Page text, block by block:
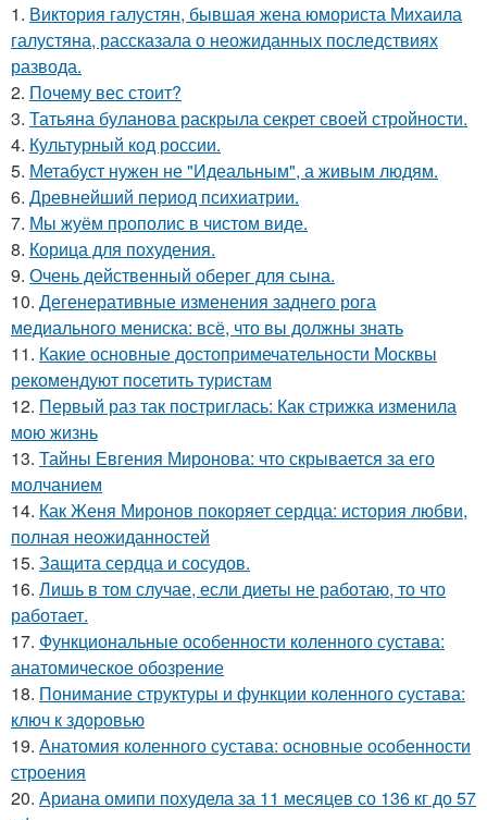
1. Виктория галустян, бывшая жена юмориста Михаила
галустяна, рассказала о неожиданных последствиях
развода.
2. Почему вес стоит?
3. Татьяна буланова раскрыла секрет своей стройности.
4. Культурный код россии.
5. Метабуст нужен не "Идеальным", а живым людям.
6. Древнейший период психиатрии.
7. Мы жуём прополис в чистом виде.
8. Корица для похудения.
9. Очень действенный оберег для сына.
10. Дегенеративные изменения заднего рога
медиального мениска: всё, что вы должны знать
11. Какие основные достопримечательности Москвы
рекомендуют посетить туристам
12. Первый раз так постриглась: Как стрижка изменила
мою жизнь
13. Тайны Евгения Миронова: что скрывается за его
молчанием
14. Как Женя Миронов покоряет сердца: история любви,
полная неожиданностей
15. Защита сердца и сосудов.
16. Лишь в том случае, если диеты не работаю, то что
работает.
17. Функциональные особенности коленного сустава:
анатомическое обозрение
18. Понимание структуры и функции коленного сустава:
ключ к здоровью
19. Анатомия коленного сустава: основные особенности
строения
20. Ариана омипи похудела за 11 месяцев со 136 кг до 57